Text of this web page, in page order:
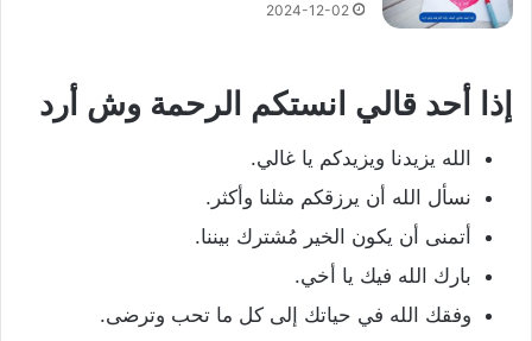
2024-12-02
إذا أحد قالي انستكم الرحمة وش أرد
الله يزيدنا ويزيدكم يا غالي.
نسأل الله أن يرزقكم مثلنا وأكثر.
أتمنى أن يكون الخير مُشترك بيننا.
بارك الله فيك يا أخي.
وفقك الله في حياتك إلى كل ما تحب وترضى.